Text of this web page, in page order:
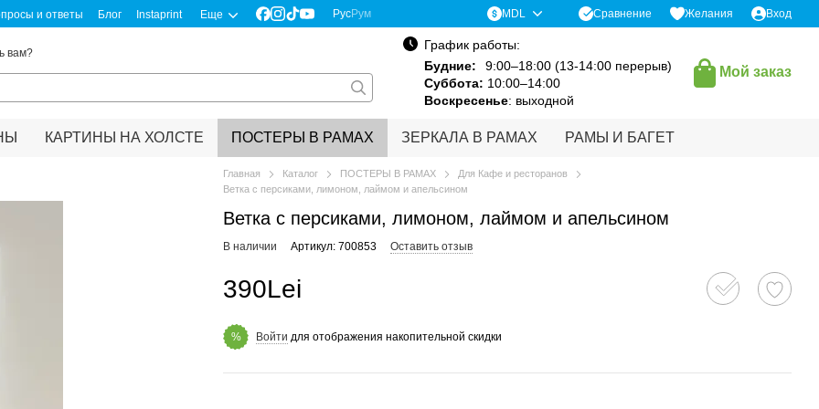
и ответы Блог Instaprint Еще РусРум MDL Сравнение Желания Вход
вам?
График работы:
Будние:
9:00–18:00 (13-14:00 перерыв)
Суббота: 10:00–14:00
Воскресенье: выходной
Мой заказ
КАРТИНЫ НА ХОЛСТЕ ПОСТЕРЫ В РАМАХ ЗЕРКАЛА В РАМАХ РАМЫ И БАГЕТ
Главная Каталог ПОСТЕРЫ В РАМАХ
Для Кафе и ресторанов
Ветка с персиками, лимоном, лаймом и апельсином
Ветка с персиками, лимоном, лаймом и апельсином
В наличии Артикул: 700853 Оставить отзыв
390Lei
% Войти для отображения накопительной скидки